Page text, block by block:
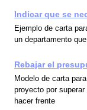
Indicar que se
Ejemplo de carta
un departamento
Rebajar el
Modelo de carta
proyecto por
hacer frente